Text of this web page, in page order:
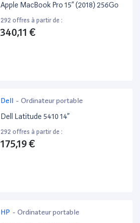
Apple MacBook Pro 15” (2018) 256Go
292 offres à partir de :
340,11 €
Dell - Ordinateur portable
Dell Latitude 5410 14”
292 offres à partir de :
175,19 €
HP - Ordinateur portable